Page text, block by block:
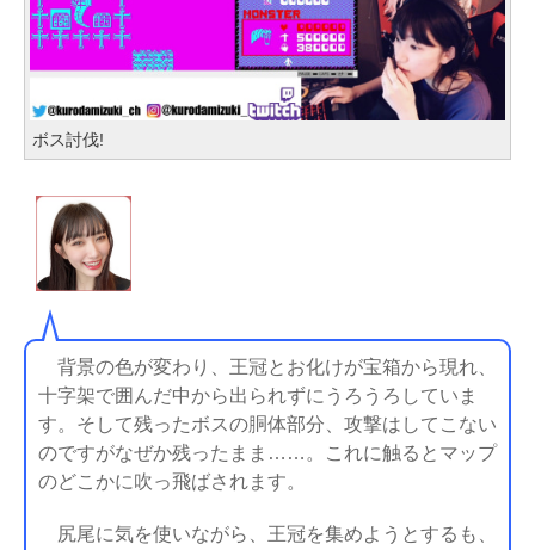
ボス討伐!
背景の色が変わり、王冠とお化けが宝箱から現れ、
十字架で囲んだ中から出られずにうろうろしていま
す。そして残ったボスの胴体部分、攻撃はしてこない
のですがなぜか残ったまま……。これに触るとマップ
のどこかに吹っ飛ばされます。
尻尾に気を使いながら、王冠を集めようとするも、